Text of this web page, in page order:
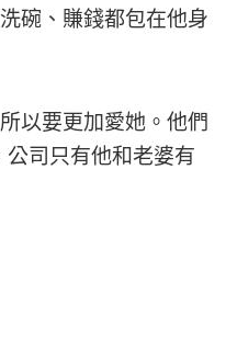
碗、賺錢都包在他身
以要更加愛她。他們
司只有他和老婆有